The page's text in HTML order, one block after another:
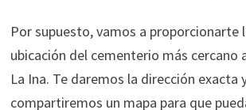
Por supuesto, vamos a proporcionarte
ubicación del cementerio más cercano
La Ina. Te daremos la dirección exacta
compartiremos un mapa para que